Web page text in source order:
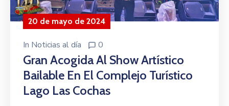
Contácto
20 de mayo de 2024
In Noticias al día 0
Gran Acogida Al Show Artístico
Bailable En El Complejo Turístico
Lago Las Cochas